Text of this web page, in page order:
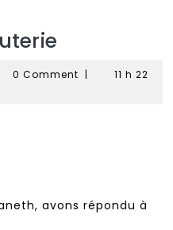
0 Comment |
11 h 22
avons répondu à